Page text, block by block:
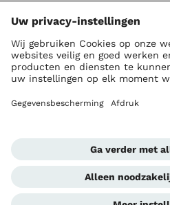
Auteursrecht ligt bij Ottobock
Instellingen privacy
Privacyverklaring
Gebruikersvoorwaarden
Corporate Home
Klokkenluiderseenheid